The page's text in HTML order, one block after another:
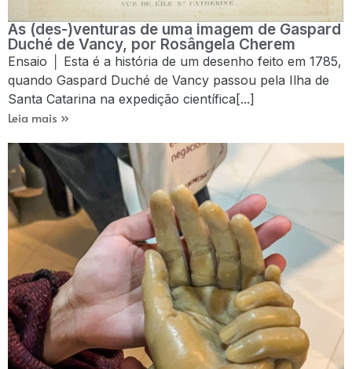
As (des-)venturas de uma imagem de Gaspard
Duché de Vancy, por Rosângela Cherem
Ensaio │ Esta é a história de um desenho feito em 1785,
quando Gaspard Duché de Vancy passou pela Ilha de
Santa Catarina na expedição científica[...]
Leia mais »